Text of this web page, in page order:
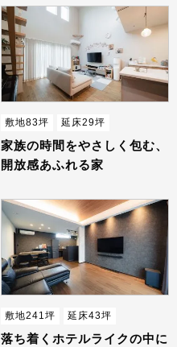
敷地83坪 延床29坪
家族の時間をやさしく包む、
開放感あふれる家
敷地241坪 延床43坪
落ち着くホテルライクの中に